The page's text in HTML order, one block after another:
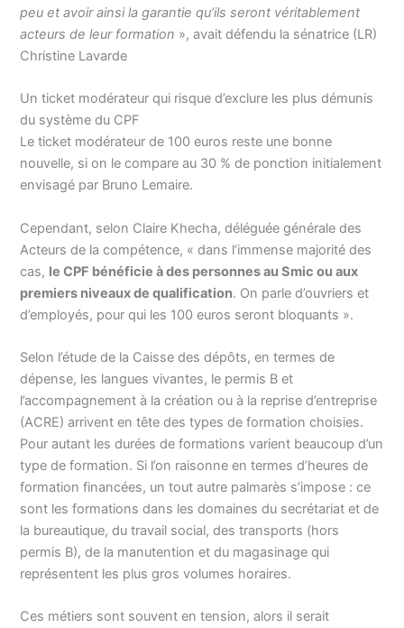
peu et avoir ainsi la garantie qu’ils seront véritablement
acteurs de leur formation », avait défendu la sénatrice (LR)
Christine Lavarde
Un ticket modérateur qui risque d’exclure les plus démunis
du système du CPF
Le ticket modérateur de 100 euros reste une bonne
nouvelle, si on le compare au 30 % de ponction initialement
envisagé par Bruno Lemaire.
Cependant, selon Claire Khecha, déléguée générale des
Acteurs de la compétence, « dans l’immense majorité des
cas, le CPF bénéficie à des personnes au Smic ou aux
premiers niveaux de qualification. On parle d’ouvriers et
d’employés, pour qui les 100 euros seront bloquants ».
Selon l’étude de la Caisse des dépôts, en termes de
dépense, les langues vivantes, le permis B et
l’accompagnement à la création ou à la reprise d’entreprise
(ACRE) arrivent en tête des types de formation choisies.
Pour autant les durées de formations varient beaucoup d’un
type de formation. Si l’on raisonne en termes d’heures de
formation financées, un tout autre palmarès s’impose : ce
sont les formations dans les domaines du secrétariat et de
la bureautique, du travail social, des transports (hors
permis B), de la manutention et du magasinage qui
représentent les plus gros volumes horaires.
Ces métiers sont souvent en tension, alors il serait